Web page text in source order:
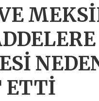
ETTİ